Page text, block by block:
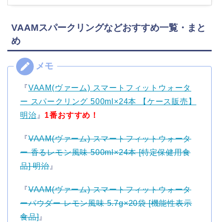
VAAMスパークリングなどおすすめ一覧・まと
め
『VAAM(ヴァーム) スマートフィットウォータ
ー スパークリング 500ml×24本 【ケース販売】
明治 』 1番おすすめ！
『VAAM(ヴァーム) スマートフィットウォータ
ー 香るレモン風味 500ml×24本 [特定保健用食
品] 明治 』
『VAAM(ヴァーム) スマートフィットウォータ
ーパウダー レモン風味 5.7g×20袋 [機能性表示
食品]』